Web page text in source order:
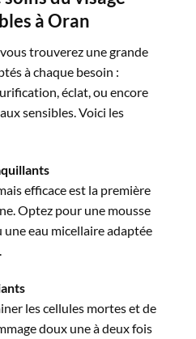
à Oran
vous trouverez une grande
à chaque besoin :
éclat, ou encore
sensibles. Voici les
efficace est la première
Optez pour une mousse
eau micellaire adaptée
les cellules mortes et de
doux une à deux fois